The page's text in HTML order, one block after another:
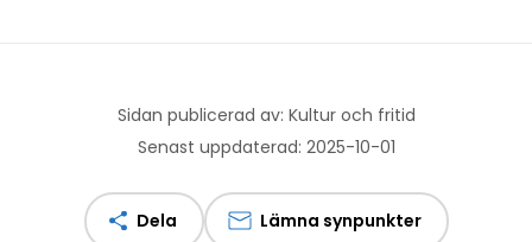
Sidan publicerad av: Kultur och fritid
Senast uppdaterad: 2025-10-01
Dela Lämna synpunkter